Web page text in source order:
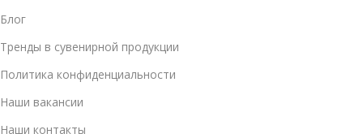
Блог
Тренды в сувенирной продукции
Политика конфиденциальности
Наши вакансии
Наши контакты